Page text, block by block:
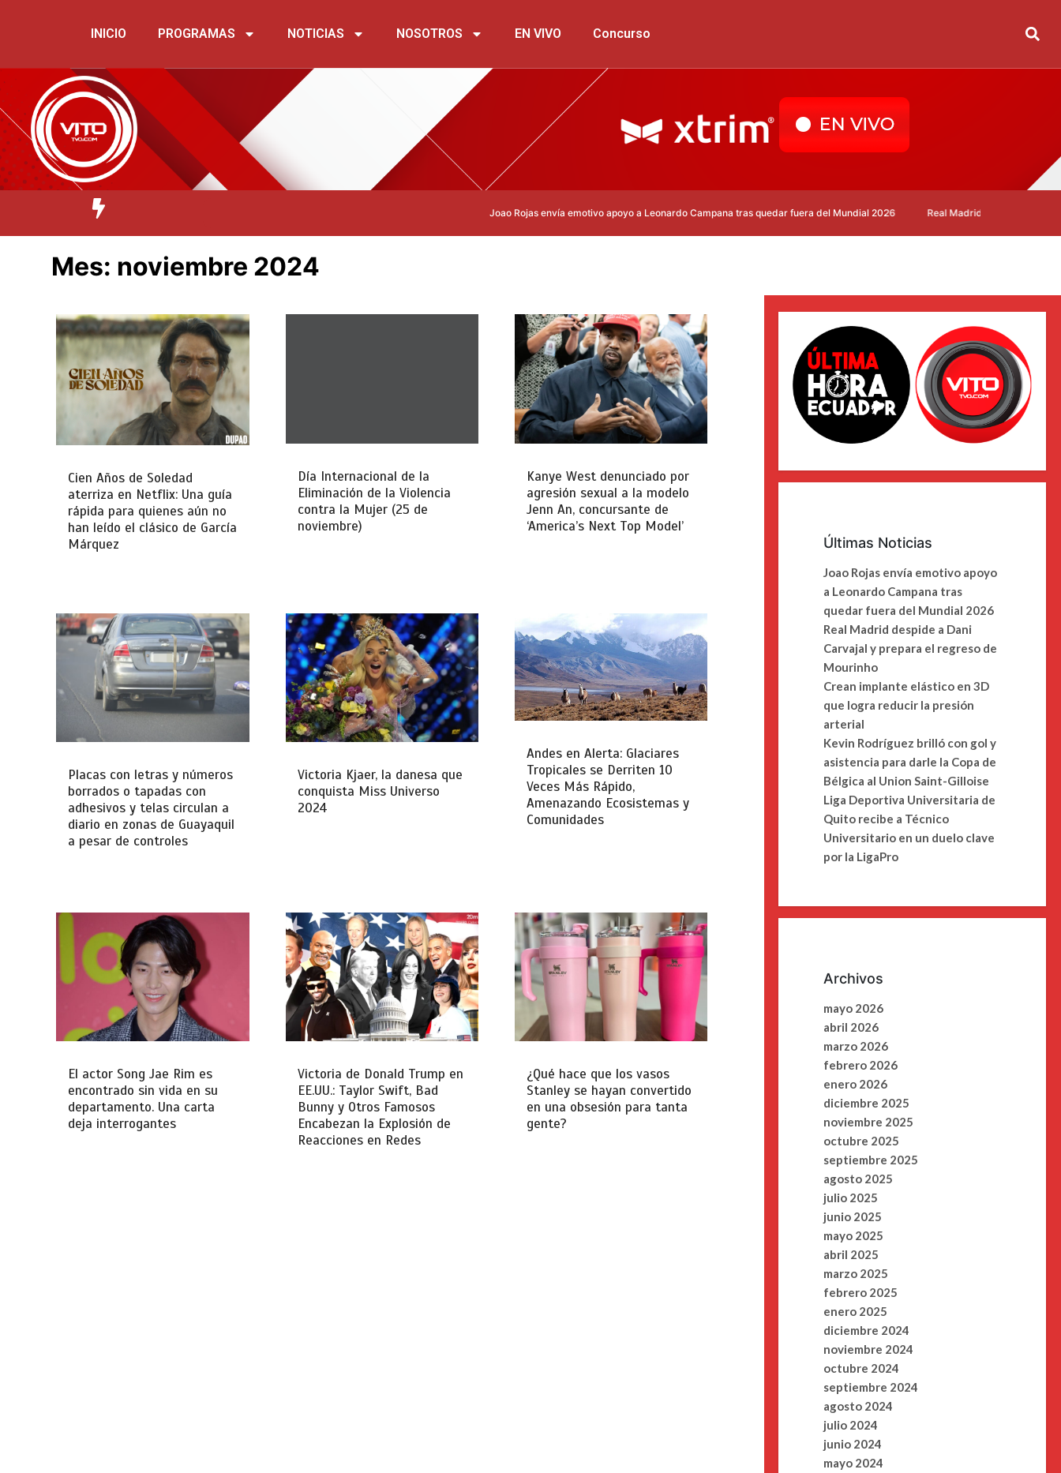
INICIO PROGRAMAS NOTICIAS NOSOTROS EN VIVO Concurso
Joao Rojas envía emotivo apoyo a Leonardo Campana tras quedar fuera del Mundial 2026 Real Madrid despide a Dani Carvajal y
Mes: noviembre 2024
Cien Años de Soledad
aterriza en Netflix: Una guía
rápida para quienes aún no
han leído el clásico de García
Márquez
Día Internacional de la
Eliminación de la Violencia
contra la Mujer (25 de
noviembre)
Kanye West denunciado por
agresión sexual a la modelo
Jenn An, concursante de
‘America’s Next Top Model’
Placas con letras y números
borrados o tapadas con
adhesivos y telas circulan a
diario en zonas de Guayaquil
a pesar de controles
Victoria Kjaer, la danesa que
conquista Miss Universo
2024
Andes en Alerta: Glaciares
Tropicales se Derriten 10
Veces Más Rápido,
Amenazando Ecosistemas y
Comunidades
El actor Song Jae Rim es
encontrado sin vida en su
departamento. Una carta
deja interrogantes
Victoria de Donald Trump en
EE.UU.: Taylor Swift, Bad
Bunny y Otros Famosos
Encabezan la Explosión de
Reacciones en Redes
¿Qué hace que los vasos
Stanley se hayan convertido
en una obsesión para tanta
gente?
Últimas Noticias
Joao Rojas envía emotivo apoyo
a Leonardo Campana tras
quedar fuera del Mundial 2026
Real Madrid despide a Dani
Carvajal y prepara el regreso de
Mourinho
Crean implante elástico en 3D
que logra reducir la presión
arterial
Kevin Rodríguez brilló con gol y
asistencia para darle la Copa de
Bélgica al Union Saint-Gilloise
Liga Deportiva Universitaria de
Quito recibe a Técnico
Universitario en un duelo clave
por la LigaPro
Archivos
mayo 2026
abril 2026
marzo 2026
febrero 2026
enero 2026
diciembre 2025
noviembre 2025
octubre 2025
septiembre 2025
agosto 2025
julio 2025
junio 2025
mayo 2025
abril 2025
marzo 2025
febrero 2025
enero 2025
diciembre 2024
noviembre 2024
octubre 2024
septiembre 2024
agosto 2024
julio 2024
junio 2024
mayo 2024